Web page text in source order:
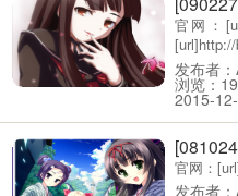
官网：
发布者
浏览：
2015-
官网：
发布者